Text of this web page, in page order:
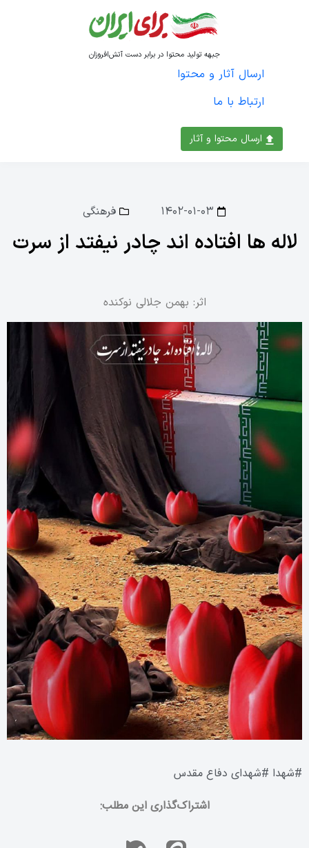
ارسال محتوا و آثار
جبهه تولید محتوا در برابر دست آتش‌افروزان
ارسال آثار و محتوا
ارتباط با ما
۱۴۰۲-۰۱-۰۳ فرهنگی
لاله ها افتاده اند چادر نیفتد از سرت
اثر: بهمن جلالی نوکنده
#شهدا #شهدای دفاع مقدس
اشتراک‌گذاری این مطلب: